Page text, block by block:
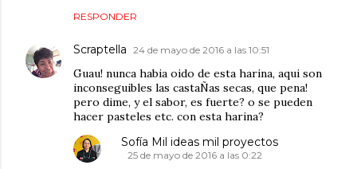
RESPONDER
Scraptella 24 de mayo de 2016 a las 10:51
Guau! nunca habia oido de esta harina, aqui son
inconseguibles las castaÑas secas, que pena!
pero dime, y el sabor, es fuerte? o se pueden
hacer pasteles etc. con esta harina?
Sofía Mil ideas mil proyectos
25 de mayo de 2016 a las 0:22